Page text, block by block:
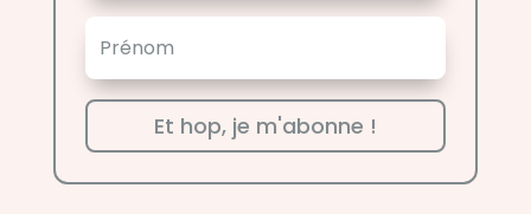
Et hop, je m'abonne !